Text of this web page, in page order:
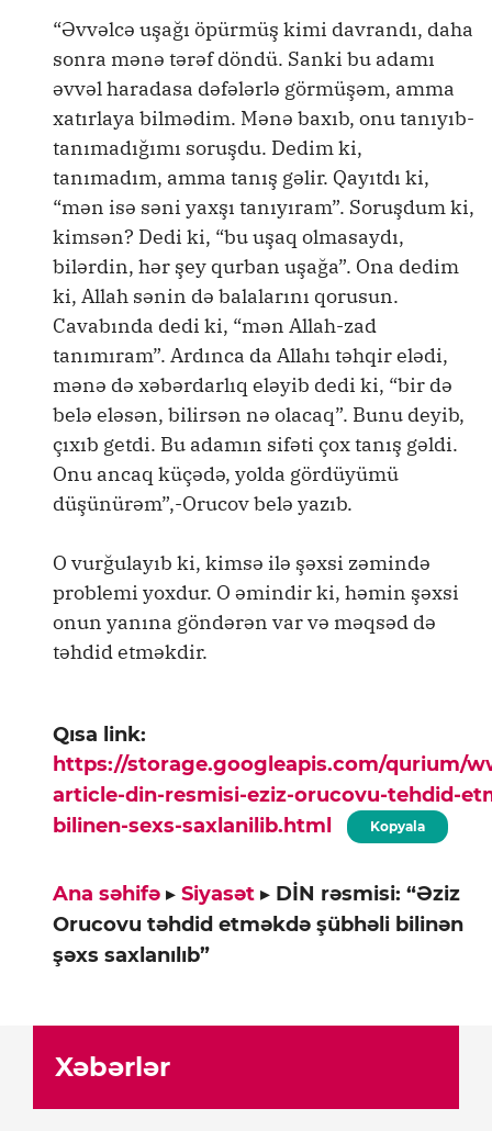
“Əvvəlcə uşağı öpürmüş kimi davrandı, daha
sonra mənə tərəf döndü. Sanki bu adamı
əvvəl haradasa dəfələrlə görmüşəm, amma
xatırlaya bilmədim. Mənə baxıb, onu tanıyıb-
tanımadığımı soruşdu. Dedim ki,
tanımadım, amma tanış gəlir. Qayıtdı ki,
“mən isə səni yaxşı tanıyıram”. Soruşdum ki,
kimsən? Dedi ki, “bu uşaq olmasaydı,
bilərdin, hər şey qurban uşağa”. Ona dedim
ki, Allah sənin də balalarını qorusun.
Cavabında dedi ki, “mən Allah-zad
tanımıram”. Ardınca da Allahı təhqir elədi,
mənə də xəbərdarlıq eləyib dedi ki, “bir də
belə eləsən, bilirsən nə olacaq”. Bunu deyib,
çıxıb getdi. Bu adamın sifəti çox tanış gəldi.
Onu ancaq küçədə, yolda gördüyümü
düşünürəm”,-Orucov belə yazıb.
O vurğulayıb ki, kimsə ilə şəxsi zəmində
problemi yoxdur. O əmindir ki, həmin şəxsi
onun yanına göndərən var və məqsəd də
təhdid etməkdir.
Qısa link:
https://storage.googleapis.com/qurium/
article-din-resmisi-eziz-orucovu-tehdid-
bilinen-sexs-saxlanilib.html
Kopyala
Ana səhifə ▸ Siyasət ▸ DİN rəsmisi: “Əziz
Orucovu təhdid etməkdə şübhəli bilinən
şəxs saxlanılıb”
Xəbərlər